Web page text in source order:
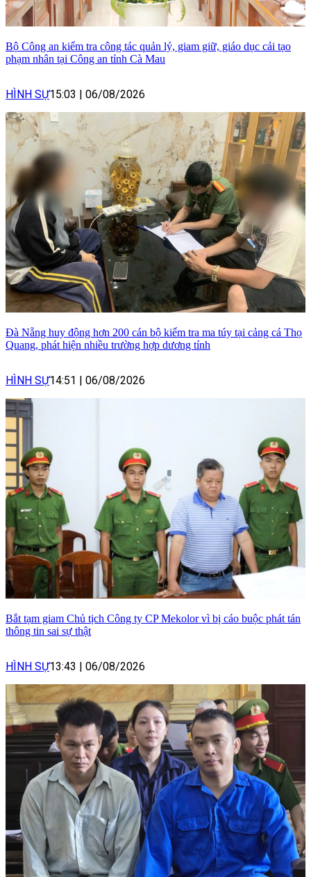
Bộ Công an kiểm tra công tác quản lý, giam giữ, giáo dục cải tạo
phạm nhân tại Công an tỉnh Cà Mau
HÌNH SỰ15:03 | 06/08/2026
Đà Nẵng huy động hơn 200 cán bộ kiểm tra ma túy tại cảng cá Thọ
Quang, phát hiện nhiều trường hợp dương tính
HÌNH SỰ14:51 | 06/08/2026
Bắt tạm giam Chủ tịch Công ty CP Mekolor vì bị cáo buộc phát tán
thông tin sai sự thật
HÌNH SỰ13:43 | 06/08/2026